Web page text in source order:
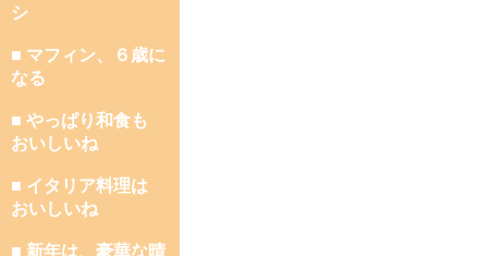
シ
■ マフィン、６歳に
なる
■ やっぱり和食も
おいしいね
■ イタリア料理は
おいしいね
■ 新年は、豪華な晴